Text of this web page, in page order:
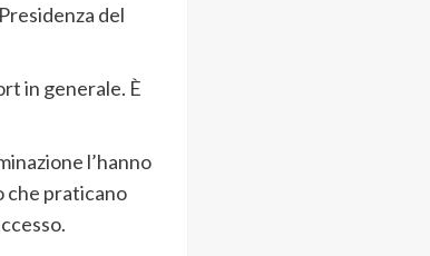
del
in generale. È
l’hanno
che praticano